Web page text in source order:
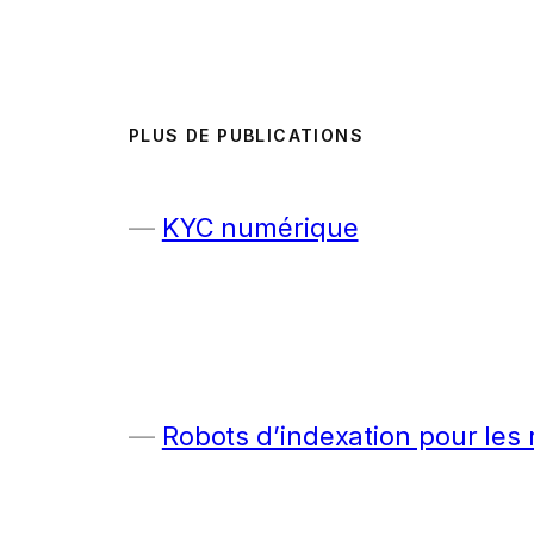
PLUS DE PUBLICATIONS
KYC numérique
Robots d’indexation pour les